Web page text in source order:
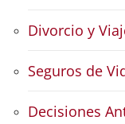
Divorcio y
Seguros de
Decisiones